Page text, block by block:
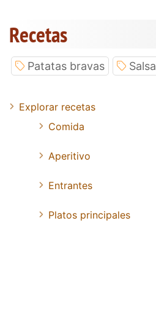
Recetas
Patatas bravas Salsa
Explorar recetas
Comida
Aperitivo
Entrantes
Platos principales